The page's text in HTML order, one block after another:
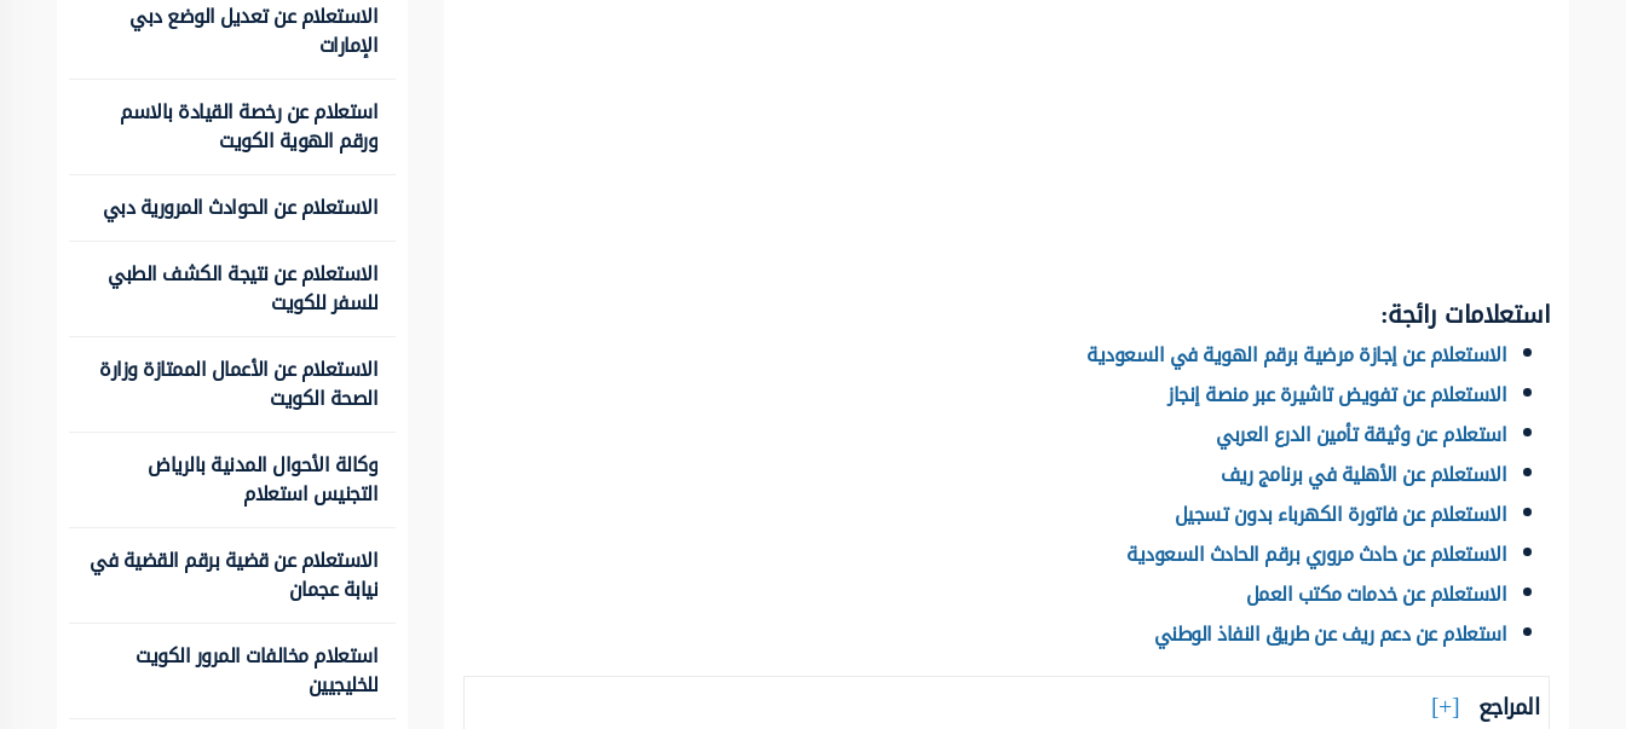
استعلامات رائجة:
الاستعلام عن إجازة مرضية برقم الهوية في السعودية
الاستعلام عن تفويض تاشيرة عبر منصة إنجاز
استعلام عن وثيقة تأمين الدرع العربي
الاستعلام عن الأهلية في برنامج ريف
الاستعلام عن فاتورة الكهرباء بدون تسجيل
الاستعلام عن حادث مروري برقم الحادث السعودية
الاستعلام عن خدمات مكتب العمل
استعلام عن دعم ريف عن طريق النفاذ الوطني
المراجع
الاستعلام عن تعديل الوضع دبي
الإمارات
استعلام عن رخصة القيادة بالاسم
ورقم الهوية الكويت
الاستعلام عن الحوادث المرورية دبي
الاستعلام عن نتيجة الكشف الطبي
للسفر للكويت
الاستعلام عن الأعمال الممتازة وزارة
الصحة الكويت
وكالة الأحوال المدنية بالرياض
التجنيس استعلام
الاستعلام عن قضية برقم القضية في
نيابة عجمان
استعلام مخالفات المرور الكويت
للخليجيين